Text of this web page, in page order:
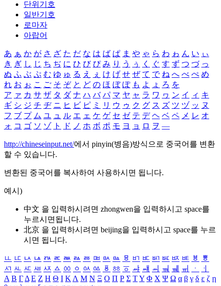
단위기호
일반기호
로마자
아랍어
あ ぁ か が さ ざ た だ な は ば ぱ ま や ゃ ら わ ゎ ん い ぃ
き ぎ し じ ち ぢ に ひ び ぴ み り う ぅ く ぐ す ず つ づ っ
ぬ ふ ぶ ぷ む ゆ ゅ る え ぇ け げ せ ぜ て で ね へ べ ぺ め
れ お ぉ こ ご そ ぞ と ど の ほ ぼ ぽ も よ ょ ろ を
ア ァ カ サ ザ タ ダ ナ ハ バ パ マ ヤ ャ ラ ワ ヮ ン イ ィ キ
ギ シ ジ チ ヂ ニ ヒ ビ ピ ミ リ ウ ゥ ク グ ス ズ ツ ヅ ッ ヌ
フ ブ プ ム ユ ュ ル エ ェ ケ ゲ セ ゼ テ デ ヘ ベ ペ メ レ オ
ォ コ ゴ ソ ゾ ト ド ノ ホ ボ ポ モ ヨ ョ ロ ヲ ―
http://chineseinput.net/에서 pinyin(병음)방식으로 중국어를 변환
할 수 있습니다.
변환된 중국어를 복사하여 사용하시면 됩니다.
예시)
中文 을 입력하시려면 zhongwen을 입력하시고 space를
누르시면됩니다.
北京 을 입력하시려면 beijing을 입력하시고 space를 누르
시면 됩니다.
ㅥ ㅦ ㅧ ㅨ ㅩ ㅪ ㅫ ㅬ ㅭ ㅮ ㅯ ㅰ ㅱ ㅲ ㅳ ㅴ ㅵ ㅶ ㅷ ㅸ
ㅹ
ㅺ ㅻ ㅼ ㅽ ㅾ ㅿ ㆀ ㆁ ㆂ ㆃ ㆄ ㆅ ㆆ ㆇ ㆈ ㆉ ㆊ ㆋ ㆌ ㆍ
ㆎ
Α Β ΓΔ Ε Ζ Η Θ Ι ΚΛ Μ Ν Ξ Ο Π Ρ Σ ΤΥ Φ Χ Ψ Ω α β γ δ ε ζ η